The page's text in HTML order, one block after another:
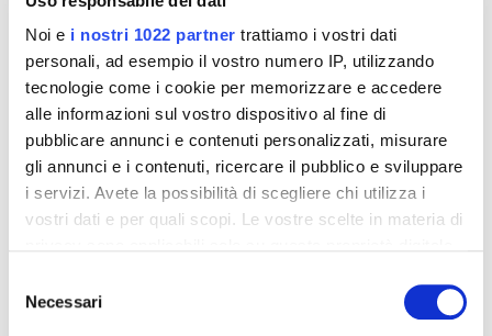
Noi e i nostri 1022 partner trattiamo i vostri dati
personali, ad esempio il vostro numero IP, utilizzando
tecnologie come i cookie per memorizzare e accedere
alle informazioni sul vostro dispositivo al fine di
pubblicare annunci e contenuti personalizzati, misurare
gli annunci e i contenuti, ricercare il pubblico e sviluppare
i servizi. Avete la possibilità di scegliere chi utilizza i
vostri dati e per quali scopi. Le vostre scelte in materia di
modificare o revocare il proprio consenso in qualsiasi
momento dalla Dichiarazione sui cookie o facendo clic
delNecessari
32,00 € 55,18 €